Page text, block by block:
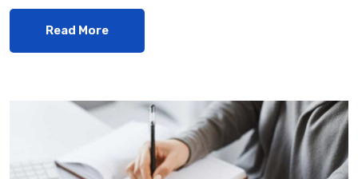
Read More